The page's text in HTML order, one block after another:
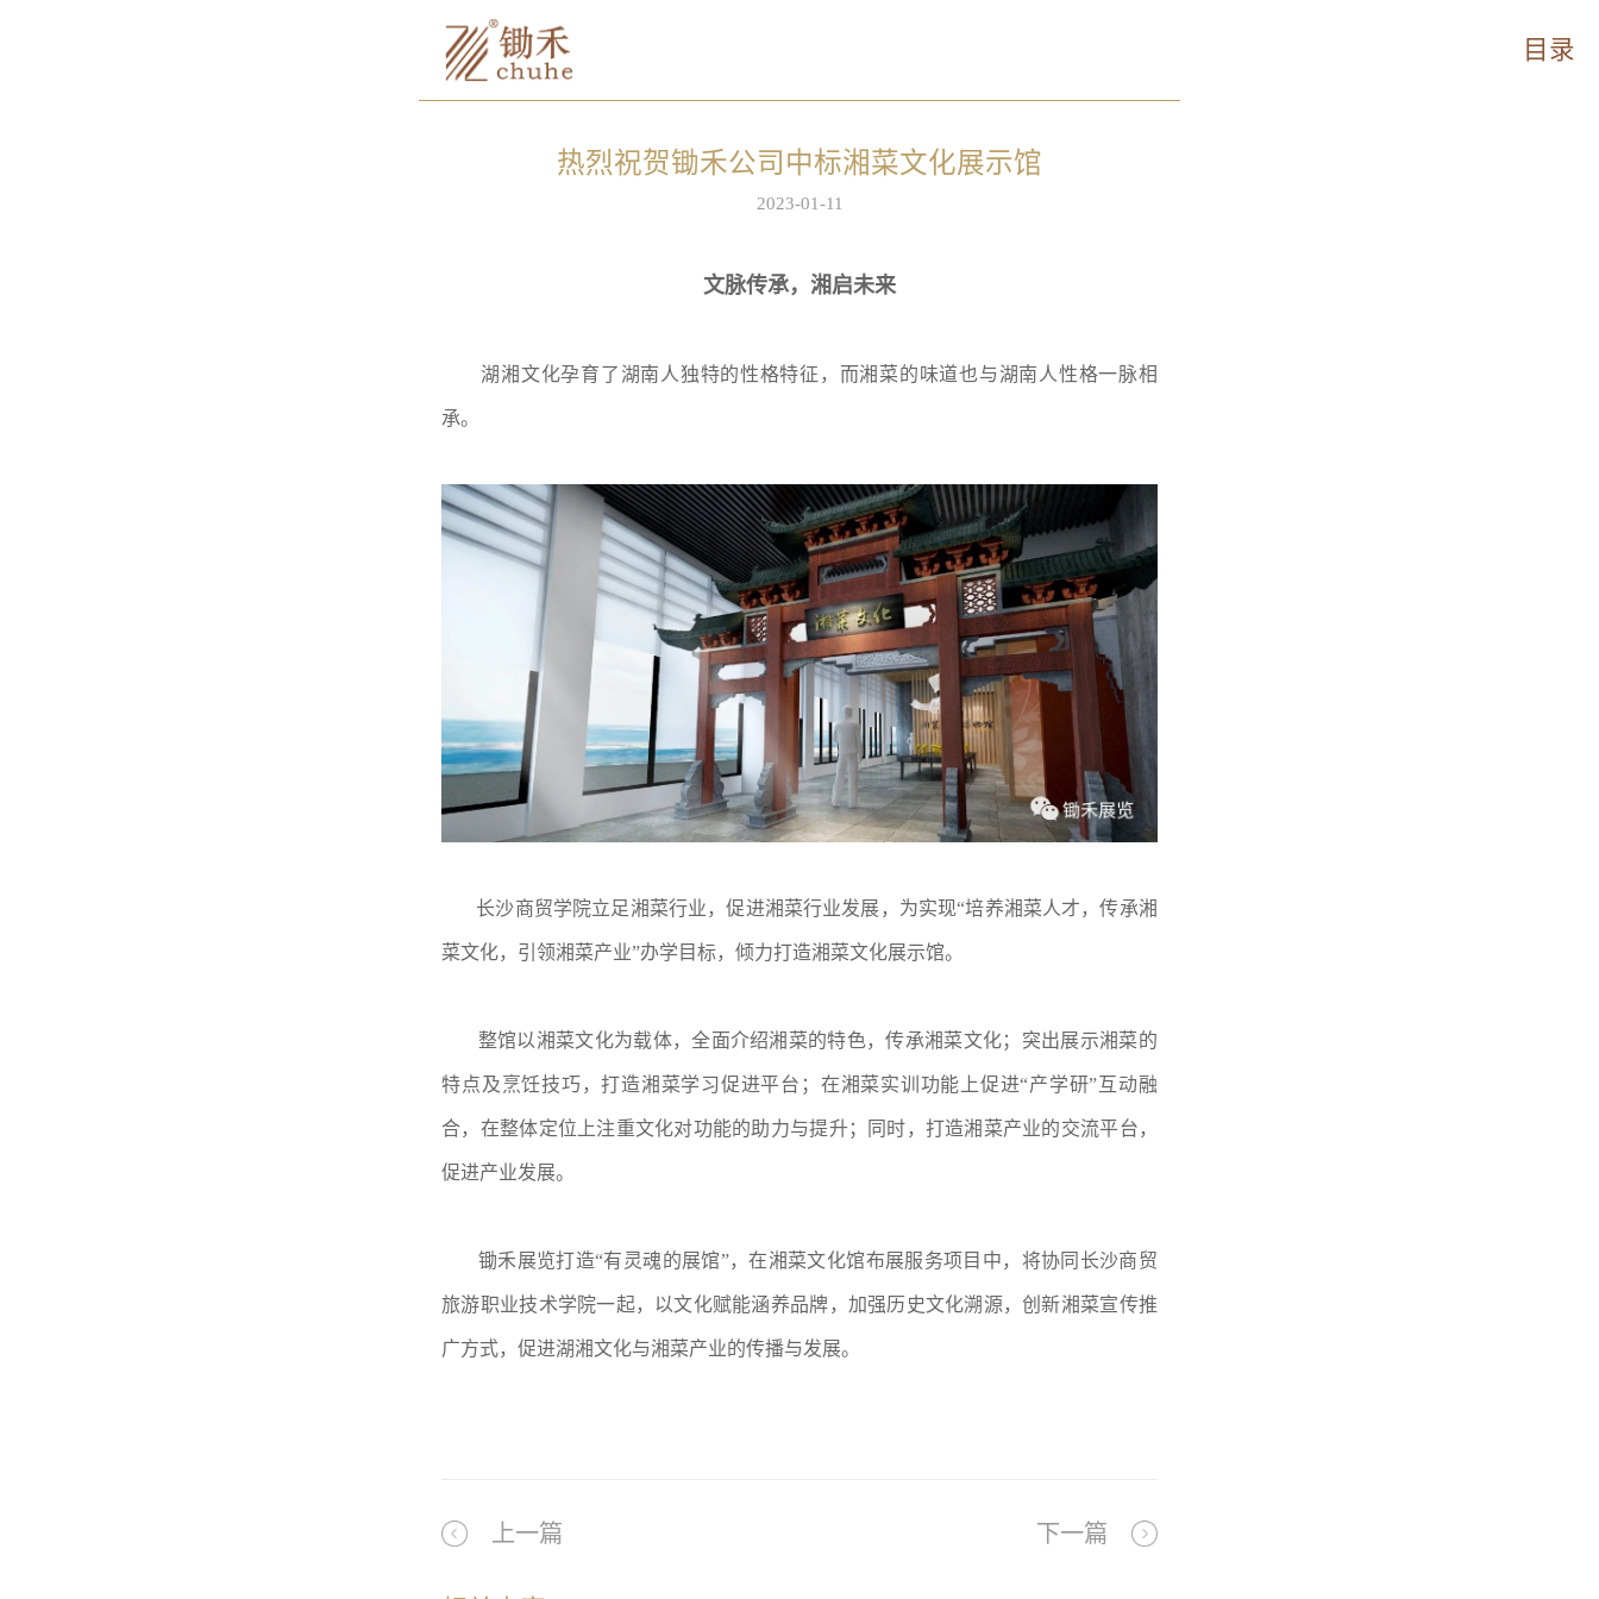
目录
热烈祝贺锄禾公司中标湘菜文化展示馆
2023-01-11
文脉传承，湘启未来
湖湘文化孕育了湖南人独特的性格特征，而湘菜的味道也与湖南人性格一脉相
承。
长沙商贸学院立足湘菜行业，促进湘菜行业发展，为实现“培养湘菜人才，传承湘
菜文化，引领湘菜产业”办学目标，倾力打造湘菜文化展示馆。
整馆以湘菜文化为载体，全面介绍湘菜的特色，传承湘菜文化；突出展示湘菜的
特点及烹饪技巧，打造湘菜学习促进平台；在湘菜实训功能上促进“产学研”互动融
合，在整体定位上注重文化对功能的助力与提升；同时，打造湘菜产业的交流平台，
促进产业发展。
锄禾展览打造“有灵魂的展馆”，在湘菜文化馆布展服务项目中，将协同长沙商贸
旅游职业技术学院一起，以文化赋能涵养品牌，加强历史文化溯源，创新湘菜宣传推
广方式，促进湖湘文化与湘菜产业的传播与发展。
上一篇 下一篇